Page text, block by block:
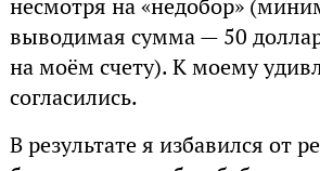
несмотря на «недобор»
выводимая сумма — 50
на моём счету). К моему
согласились.
В результате я избавился от